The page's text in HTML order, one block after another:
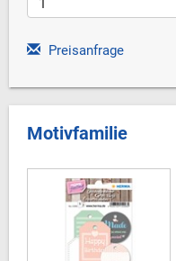
Preisanfrage
Motivfamilie